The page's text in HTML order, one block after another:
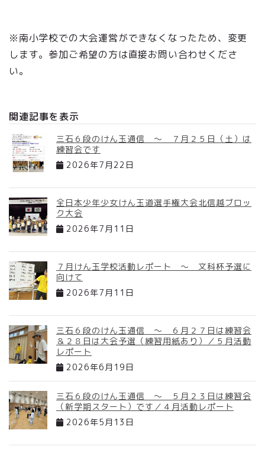
※南小学校での大会運営ができなくなったため、変更
します。参加ご希望の方は直接お問い合わせくださ
い。
関連記事を表示
三石６段のけん玉通信 ～ ７月２５日（土）は
練習会です
2026年7月22日
全日本少年少女けん玉道選手権大会北信越ブロッ
ク大会
2026年7月11日
７月けん玉学校活動レポート ～ 文科杯予選に
向けて
2026年7月11日
三石６段のけん玉通信 ～ ６月２７日は練習会
＆２８日は大会予選（練習用紙あり）／５月活動
レポート
2026年6月19日
三石６段のけん玉通信 ～ ５月２３日は練習会
（新学期スタート）です／４月活動レポート
2026年5月13日